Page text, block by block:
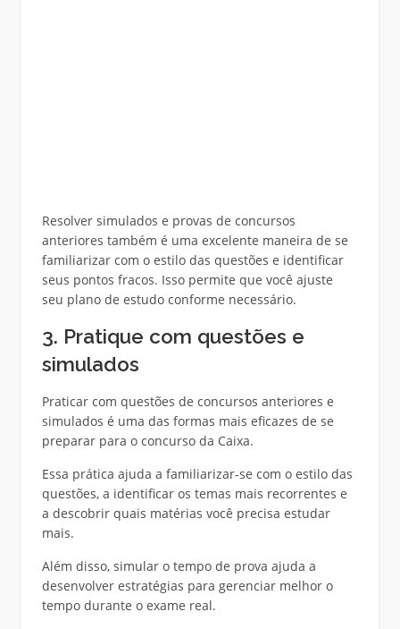
Resolver simulados e provas de concursos
anteriores também é uma excelente maneira de se
familiarizar com o estilo das questões e identificar
seus pontos fracos. Isso permite que você ajuste
seu plano de estudo conforme necessário.
3. Pratique com questões e
simulados
Praticar com questões de concursos anteriores e
simulados é uma das formas mais eficazes de se
preparar para o concurso da Caixa.
Essa prática ajuda a familiarizar-se com o estilo das
questões, a identificar os temas mais recorrentes e
a descobrir quais matérias você precisa estudar
mais.
Além disso, simular o tempo de prova ajuda a
desenvolver estratégias para gerenciar melhor o
tempo durante o exame real.